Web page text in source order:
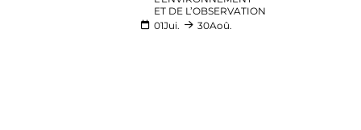
ET DE L’OBSERVATION
01Jui. 30Aoû.